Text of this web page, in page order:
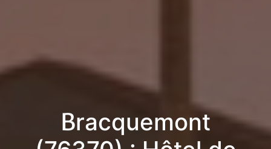
Bracquemont